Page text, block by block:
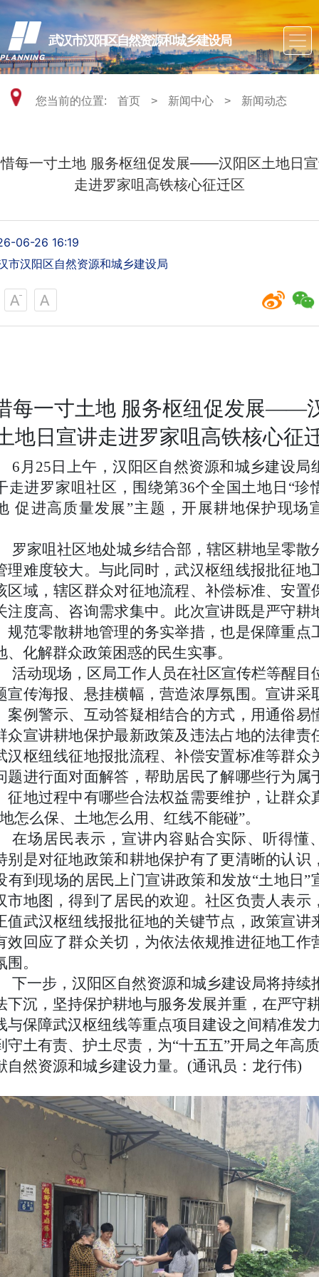
武汉市汉阳区自然资源和城乡建设局
您当前的位置: 首页 > 新闻中心 > 新闻动态
每一寸土地 服务枢纽促发展——汉阳区土地日
走进罗家咀高铁核心征迁区
06-26 16:19
市汉阳区自然资源和城乡建设局
每一寸土地 服务枢纽促发展——
地日宣讲走进罗家咀高铁核心征
6月25日上午，汉阳区自然资源和城乡建设局
走进罗家咀社区，围绕第36个全国土地日“珍
促进高质量发展”主题，开展耕地保护现场
罗家咀社区地处城乡结合部，辖区耕地呈零散
理难度较大。与此同时，武汉枢纽线报批征地
区域，辖区群众对征地流程、补偿标准、安置
注度高、咨询需求集中。此次宣讲既是严守耕
规范零散耕地管理的务实举措，也是保障重点
、化解群众政策困惑的民生实事。
活动现场，区局工作人员在社区宣传栏等醒目
宣传海报、悬挂横幅，营造浓厚氛围。宣讲采
案例警示、互动答疑相结合的方式，用通俗易
众宣讲耕地保护最新政策及违法占地的法律责
汉枢纽线征地报批流程、补偿安置标准等群众
题进行面对面解答，帮助居民了解哪些行为属
征地过程中有哪些合法权益需要维护，让群众
怎么保、土地怎么用、红线不能碰”。
在场居民表示，宣讲内容贴合实际、听得懂
别是对征地政策和耕地保护有了更清晰的认识
有到现场的居民上门宣讲政策和发放“土地日”
市地图，得到了居民的欢迎。社区负责人表示
值武汉枢纽线报批征地的关键节点，政策宣讲
效回应了群众关切，为依法依规推进征地工作
。
下一步，汉阳区自然资源和城乡建设局将持续
下沉，坚持保护耕地与服务发展并重，在严守
与保障武汉枢纽线等重点项目建设之间精准发
守土有责、护土尽责，为“十五五”开局之年高
自然资源和城乡建设力量。(通讯员：龙行伟)